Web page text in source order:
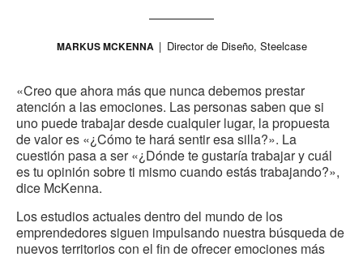
MARKUS MCKENNA Director de Diseño, Steelcase
«Creo que ahora más que nunca debemos prestar
atención a las emociones. Las personas saben que si
uno puede trabajar desde cualquier lugar, la propuesta
de valor es «¿Cómo te hará sentir esa silla?». La
cuestión pasa a ser «¿Dónde te gustaría trabajar y cuál
es tu opinión sobre ti mismo cuando estás trabajando?»,
dice McKenna.
Los estudios actuales dentro del mundo de los
emprendedores siguen impulsando nuestra búsqueda de
nuevos territorios con el fin de ofrecer emociones más